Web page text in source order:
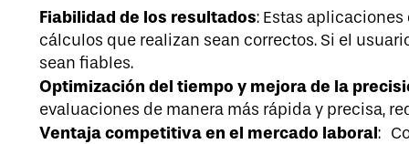
Fiabilidad de los resultados: Estas
cálculos que realizan sean correctos. Si el
sean fiables.
Optimización del tiempo y mejora de la
evaluaciones de manera más rápida y precisa,
Ventaja competitiva en el mercado laboral: